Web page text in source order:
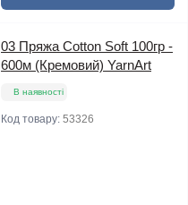
03 Пряжа Cotton Soft 100гр -
600м (Кремовий) YarnArt
В наявності
Код товару: 53326